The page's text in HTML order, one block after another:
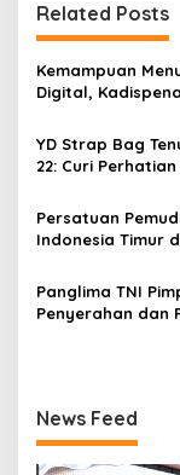
a
s
i
o
Related Posts
Kemampuan
Digital,
YD Strap Bag
22: Curi
Memandang
dengan Citra Nan
Persatuan
Indonesia Timur
Bertajuk “Torang
Basudara”
Panglima TNI
Penyerahan dan
News Feed